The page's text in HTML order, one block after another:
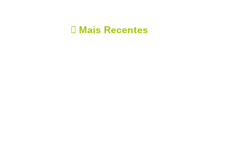
Mais Recentes